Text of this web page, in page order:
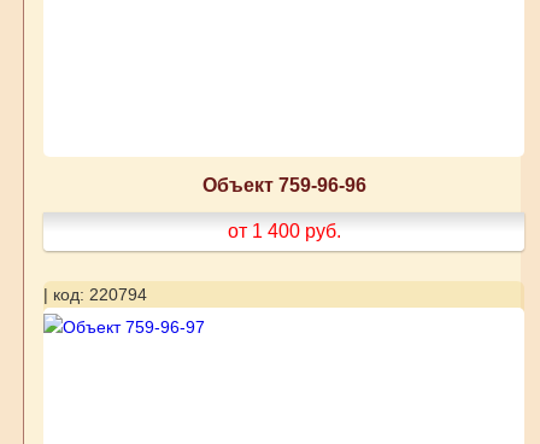
Объект 759-96-96
от 1 400 руб.
| код: 220794